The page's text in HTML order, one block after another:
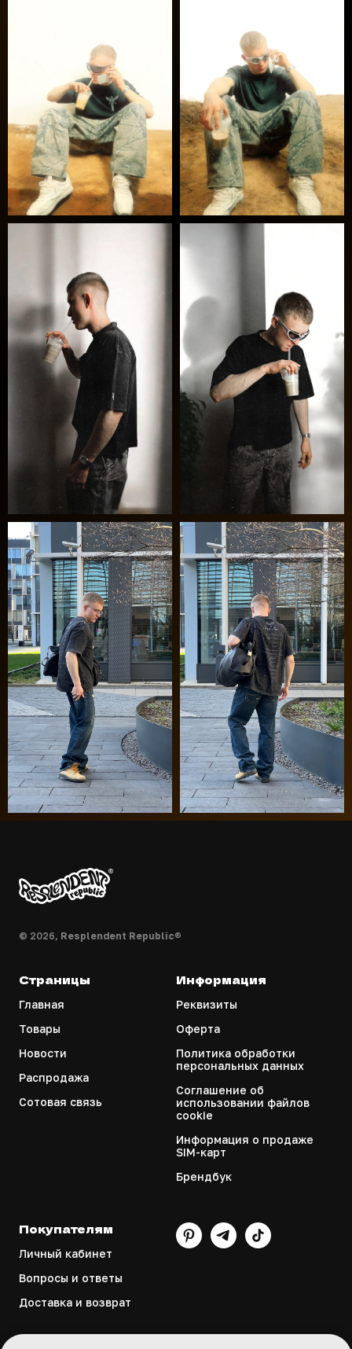
© 2026, Resplendent Republic®
Страницы
Главная
Товары
Новости
Распродажа
Сотовая связь
Информация
Реквизиты
Оферта
Политика обработки
персональных данных
Соглашение об
использовании файлов
cookie
Информация о продаже
SIM-карт
Брендбук
Покупателям
Личный кабинет
Вопросы и ответы
Доставка и возврат
и